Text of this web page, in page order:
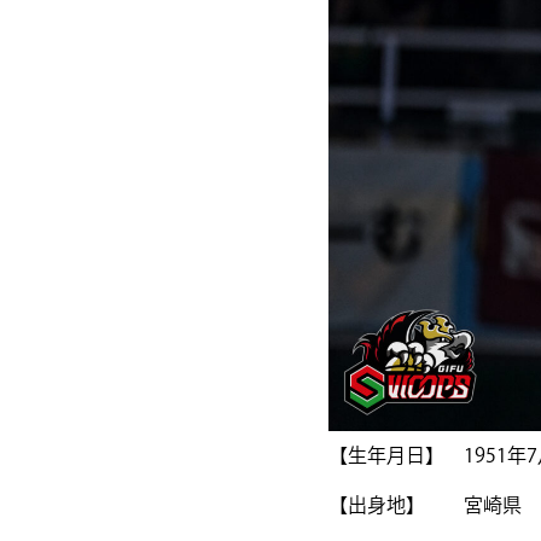
【生年月日】 1951年7
【出身地】 宮崎県